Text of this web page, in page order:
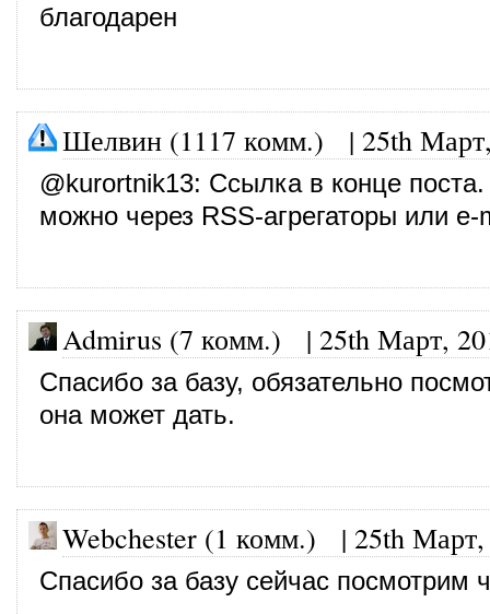
благодарен
Шелвин (1117 комм.) | 25th
@kurortnik13: Ссылка в конце
можно через RSS-агрегаторы или e-
Admirus (7 комм.) | 25th Март,
Спасибо за базу, обязательно
она может дать.
Webchester (1 комм.) | 25th
Спасибо за базу сейчас посмотрим